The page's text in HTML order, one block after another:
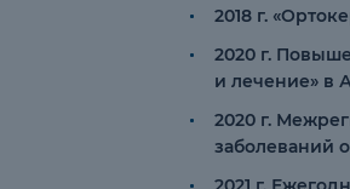
2018 г.
2020 г.
и лечение» в
2020 г.
заболеваний